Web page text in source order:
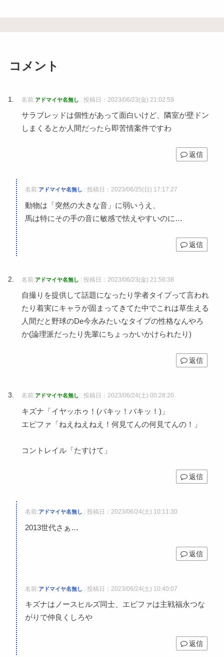
コメント
名前:アドマイヤ名無し : 投稿日：2023/06/23(金) 21:02:59
サラブレッドは個性があって面白いけど、隣室が壁ドン
しまくるとか人間だったら即苦情案件ですわ
返信
名前:アドマイヤ名無し : 投稿日：2023/06/25(日) 17:17:27
動物は「突然の大きな音」に弱いうえ、
馬は特にその手の音に敏感で怯えやすいのに…
返信
名前:アドマイヤ名無し : 投稿日：2023/06/23(金) 21:56:38
自撮りを提供して話題になったり学者タイプって言われ
たり着実にキャラが固まってきてた中でこれは草生える
人間だと野球のDe今永みたいなタイプの性格なんやろ
か(論理派だったり先輩にちょっかいかけられたり)
返信
名前:アドマイヤ名無し : 投稿日：2023/06/24(土) 00:28:20
キズナ「イヤッホゥ！(バキッ！バキッ！)」
エピファ「ねえねえねえ！何見てんの何見てんの！」
コントレイル「たすけて」
返信
名前:アドマイヤ名無し : 投稿日：2023/06/24(土) 10:11:30
2013世代さぁ…
返信
名前:アドマイヤ名無し : 投稿日：2023/06/24(土) 10:40:07
キズナはノースヒルズ同士、エピファは主戦福永つな
がりで仲良くしろや
返信